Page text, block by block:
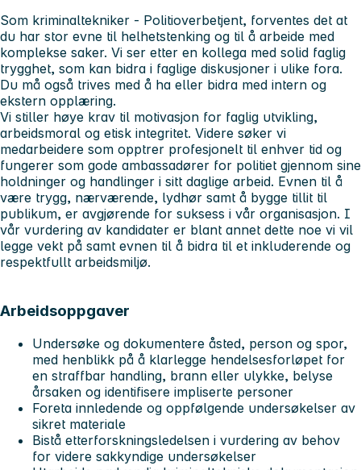
Som kriminaltekniker - Politioverbetjent, forventes det at
du har stor evne til helhetstenking og til å arbeide med
komplekse saker. Vi ser etter en kollega med solid faglig
trygghet, som kan bidra i faglige diskusjoner i ulike fora.
Du må også trives med å ha eller bidra med intern og
ekstern opplæring.
Vi stiller høye krav til motivasjon for faglig utvikling,
arbeidsmoral og etisk integritet. Videre søker vi
medarbeidere som opptrer profesjonelt til enhver tid og
fungerer som gode ambassadører for politiet gjennom sine
holdninger og handlinger i sitt daglige arbeid. Evnen til å
være trygg, nærværende, lydhør samt å bygge tillit til
publikum, er avgjørende for suksess i vår organisasjon. I
vår vurdering av kandidater er blant annet dette noe vi vil
legge vekt på samt evnen til å bidra til et inkluderende og
respektfullt arbeidsmiljø.
Arbeidsoppgaver
Undersøke og dokumentere åsted, person og spor,
med henblikk på å klarlegge hendelsesforløpet for
en straffbar handling, brann eller ulykke, belyse
årsaken og identifisere impliserte personer
Foreta innledende og oppfølgende undersøkelser av
sikret materiale
Bistå etterforskningsledelsen i vurdering av behov
for videre sakkyndige undersøkelser